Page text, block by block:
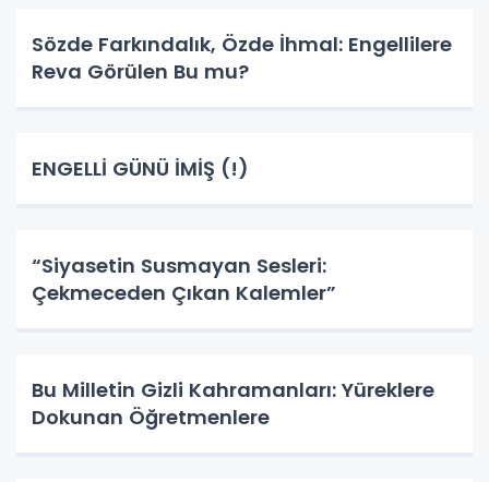
Sözde Farkındalık, Özde İhmal: Engellilere
Reva Görülen Bu mu?
ENGELLİ GÜNÜ İMİŞ (!)
“Siyasetin Susmayan Sesleri:
Çekmeceden Çıkan Kalemler”
Bu Milletin Gizli Kahramanları: Yüreklere
Dokunan Öğretmenlere